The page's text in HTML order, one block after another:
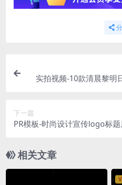
实拍视频-10款清晨黎明
下一篇
PR模板-时尚设计宣传logo标
相关文章